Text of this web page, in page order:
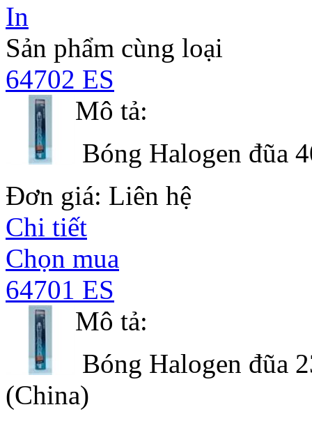
In
Sản phẩm cùng loại
64702 ES
Mô tả:
Bóng Halogen đũa
Đơn giá: Liên hệ
Chi tiết
Chọn mua
64701 ES
Mô tả:
Bóng Halogen đũa
(China)